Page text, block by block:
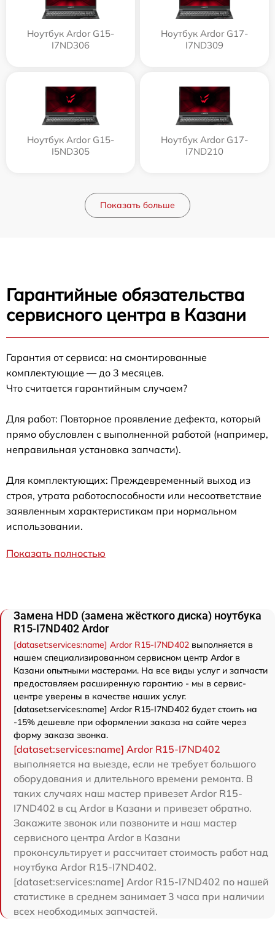
Ноутбук Ardor G15-
I7ND306
Ноутбук Ardor G17-
I7ND309
Ноутбук Ardor G15-
I5ND305
Ноутбук Ardor G17-
I7ND210
Показать больше
Гарантийные обязательства
сервисного центра в Казани
Гарантия от сервиса: на смонтированные
комплектующие — до 3 месяцев.
Что считается гарантийным случаем?
Для работ: Повторное проявление дефекта, который
прямо обусловлен с выполненной работой (например,
неправильная установка запчасти).
Для комплектующих: Преждевременный выход из
строя, утрата работоспособности или несоответствие
заявленным характеристикам при нормальном
использовании.
Показать полностью
Замена HDD (замена жёсткого диска) ноутбука
R15-I7ND402 Ardor
[dataset:services:name] Ardor R15-I7ND402 выполняется в
нашем специализированном сервисном центр Ardor в
Казани опытными мастерами. На все виды услуг и запчасти
предоставляем расширенную гарантию - мы в сервис-
центре уверены в качестве наших услуг.
[dataset:services:name] Ardor R15-I7ND402 будет стоить на
-15% дешевле при оформлении заказа на сайте через
форму заказа звонка.
[dataset:services:name] Ardor R15-I7ND402
выполняется на выезде, если не требует большого
оборудования и длительного времени ремонта. В
таких случаях наш мастер привезет Ardor R15-
I7ND402 в сц Ardor в Казани и привезет обратно.
Закажите звонок или позвоните и наш мастер
сервисного центра Ardor в Казани
проконсультирует и рассчитает стоимость работ над
ноутбука Ardor R15-I7ND402.
[dataset:services:name] Ardor R15-I7ND402 по нашей
статистике в среднем занимает 3 часа при наличии
всех необходимых запчастей.